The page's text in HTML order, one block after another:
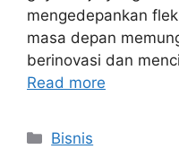
mengedepankan
masa depan
berinovasi dan
Read more
Categories
Bisnis